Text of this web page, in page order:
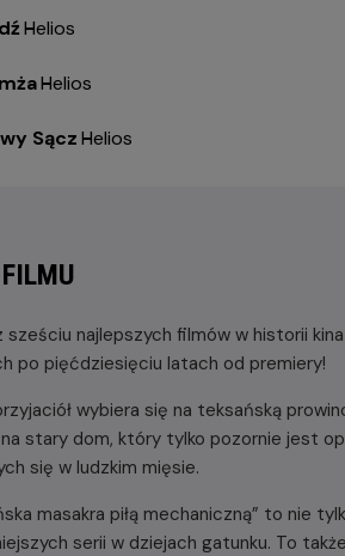
-
Helios
-
Helios
Sącz-
Helios
sześciu najlepszych filmów w historii
po pięćdziesięciu latach od premiery!
wybiera się na teksańską
stary dom, który tylko pozornie jest
się w ludzkim mięsie.
masakra piłą mechaniczną” to nie
serii w dziejach gatunku. To